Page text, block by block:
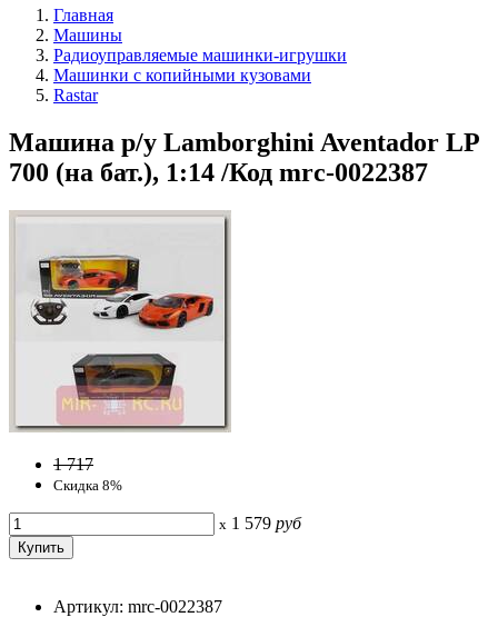
Главная
Машины
Радиоуправляемые машинки-игрушки
Машинки с копийными кузовами
Rastar
Машина р/у Lamborghini Aventador LP
700 (на бат.), 1:14 /Код mrc-0022387
1 717
Скидка 8%
x 1 579 руб
Артикул: mrc-0022387